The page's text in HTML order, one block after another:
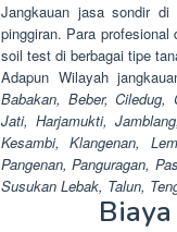
Jangkauan jasa sondir di
pinggiran. Para
soil test di berbagai tipe
Adapun Wilayah
Babakan, Beber, Ciledug,
Jati, Harjamukti,
Kesambi, Klangenan,
Pangenan, Panguragan,
Susukan Lebak, Talun,